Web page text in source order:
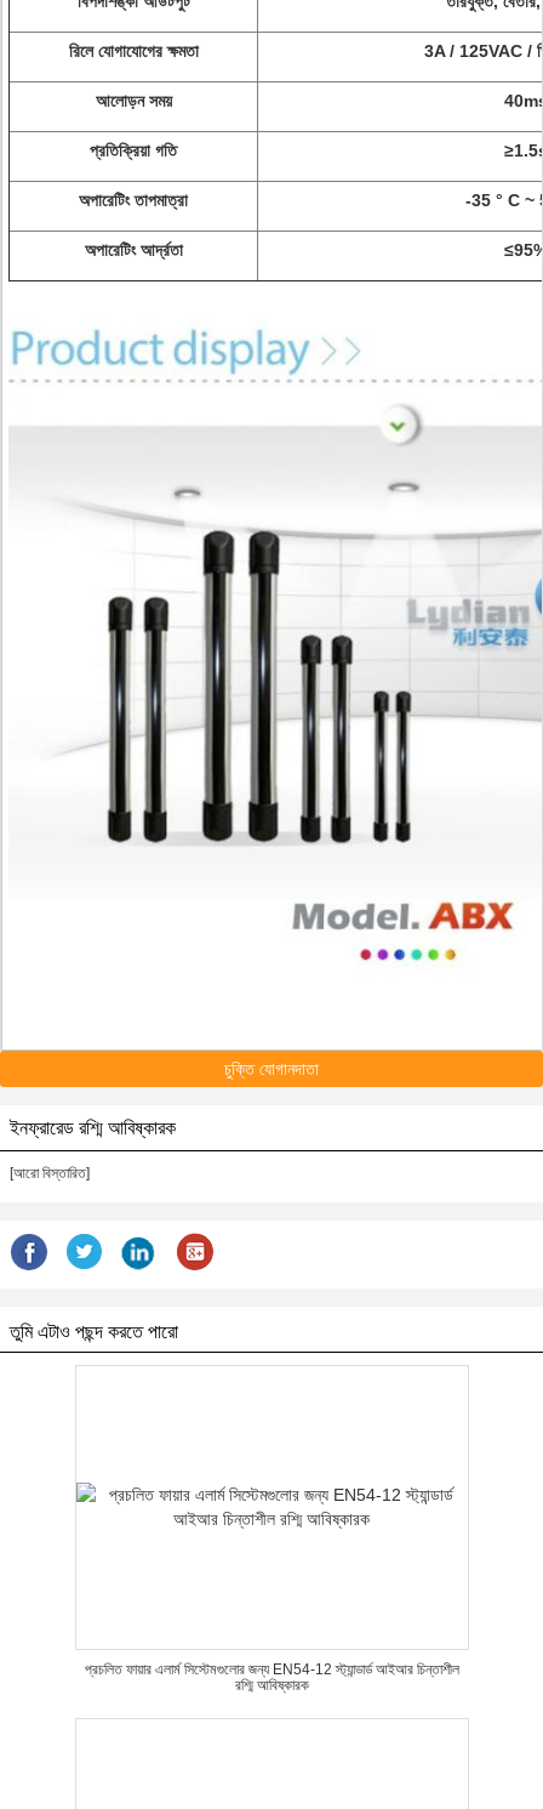
রিলে যোগাযোগের ক্ষমতা 3A / 125VAC /
আলোড়ন সময়
প্রতিক্রিয়া গতি
অপারেটিং তাপমাত্রা -35 ° C ~
অপারেটিং আর্দ্রতা
চুক্তি যোগানদাতা
ইনফ্রারেড রশ্মি আবিষ্কারক
[আরো বিস্তারিত]
তুমি এটাও পছন্দ করতে পারো
প্রচলিত ফায়ার এলার্ম সিস্টেমগুলোর জন্য EN54-12 স্ট্যান্ডার্ড আইআর চিন্তাশীল
রশ্মি আবিষ্কারক